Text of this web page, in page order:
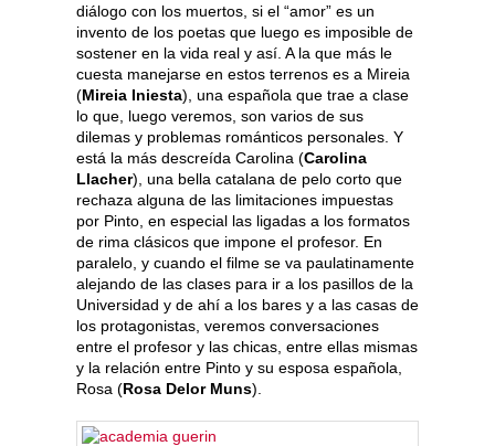
diálogo con los muertos, si el “amor” es un
invento de los poetas que luego es imposible de
sostener en la vida real y así. A la que más le
cuesta manejarse en estos terrenos es a Mireia
(Mireia Iniesta), una española que trae a clase
lo que, luego veremos, son varios de sus
dilemas y problemas románticos personales. Y
está la más descreída Carolina (Carolina
Llacher), una bella catalana de pelo corto que
rechaza alguna de las limitaciones impuestas
por Pinto, en especial las ligadas a los formatos
de rima clásicos que impone el profesor. En
paralelo, y cuando el filme se va paulatinamente
alejando de las clases para ir a los pasillos de la
Universidad y de ahí a los bares y a las casas de
los protagonistas, veremos conversaciones
entre el profesor y las chicas, entre ellas mismas
y la relación entre Pinto y su esposa española,
Rosa (Rosa Delor Muns).